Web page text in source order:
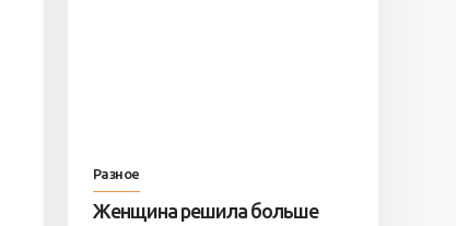
Разное
Женщина решила больше